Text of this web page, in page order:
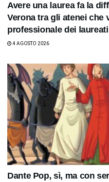
Avere una laurea fa la
Verona tra gli atenei che
professionale dei laureati
4 AGOSTO 2026
Dante Pop, sì, ma con